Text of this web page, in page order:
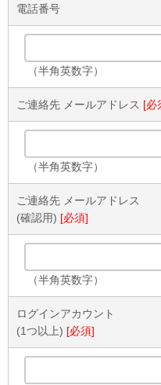
電話番号
（半角英数字）
ご連絡先 メールアドレス [必
（半角英数字）
ご連絡先 メールアドレス
(確認用) [必須]
（半角英数字）
ログインアカウント
(1つ以上) [必須]